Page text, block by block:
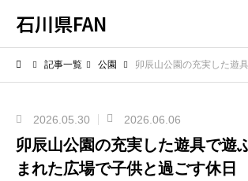
石川県FAN
記事一覧 公園 卯辰山公園の充実した遊具で遊ぶ！自然に
2026.05.30 2026.06.06
卯辰山公園の充実した遊具で遊
まれた広場で子供と過ごす休日